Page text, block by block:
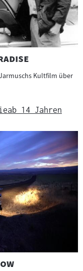
"
Kultfilm über
ab 14 Jahren
"